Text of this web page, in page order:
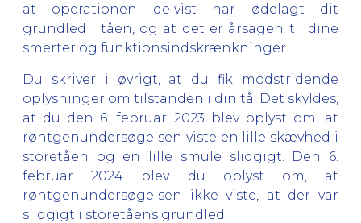
at operationen delvist har ødelagt dit
grundled i tåen, og at det er årsagen til dine
smerter og funktionsindskrænkninger.
Du skriver i øvrigt, at du fik modstridende
oplysninger om tilstanden i din tå. Det skyldes,
at du den 6. februar 2023 blev oplyst om, at
røntgenundersøgelsen viste en lille skævhed i
storetåen og en lille smule slidgigt. Den 6.
februar 2024 blev du oplyst om, at
røntgenundersøgelsen ikke viste, at der var
slidgigt i storetåens grundled.